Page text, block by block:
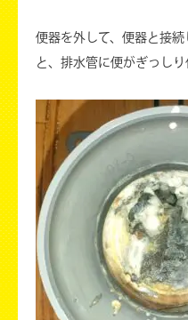
便器を外して、便器と接
と、排水管に便がぎっしり